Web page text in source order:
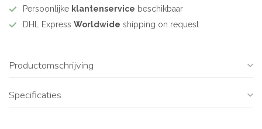
Persoonlijke klantenservice beschikbaar
DHL Express Worldwide shipping on request
Productomschrijving
Specificaties